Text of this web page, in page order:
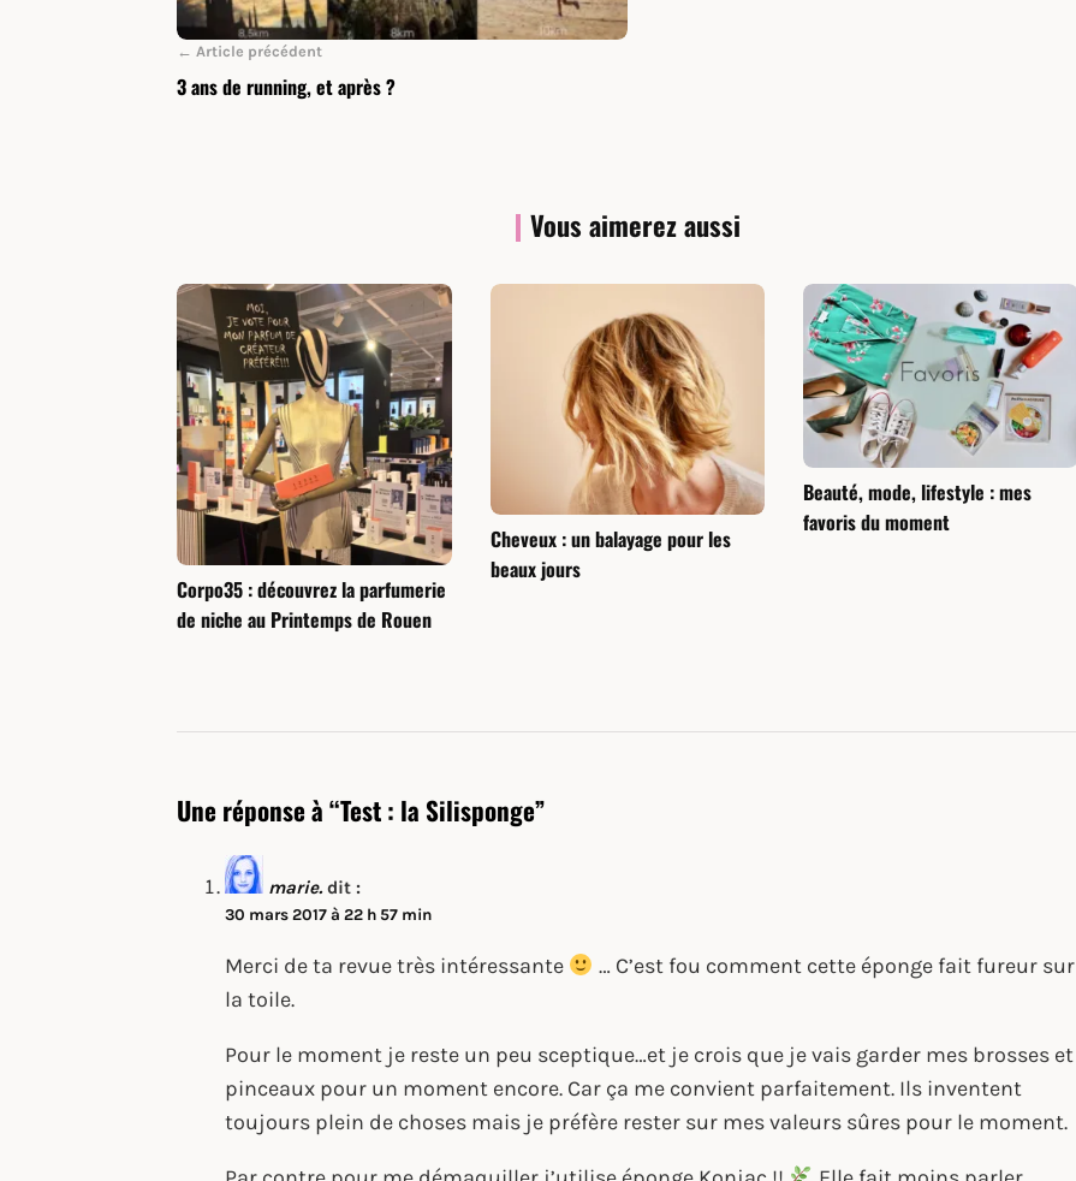
← Article précédent
3 ans de running, et après ?
Vous aimerez aussi
Corpo35 : découvrez la parfumerie
de niche au Printemps de Rouen
Cheveux : un balayage pour les
beaux jours
Beauté, mode, lifestyle : mes
favoris du moment
Une réponse à “Test : la Silisponge”
marie. dit :
30 mars 2017 à 22 h 57 min
Merci de ta revue très intéressante
… C’est fou comment cette éponge fait fureur sur
la toile.
Pour le moment je reste un peu sceptique…et je crois que je vais garder mes brosses et
pinceaux pour un moment encore. Car ça me convient parfaitement. Ils inventent
toujours plein de choses mais je préfère rester sur mes valeurs sûres pour le moment.